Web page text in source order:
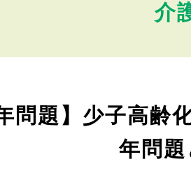
介
問題】少子高
年問